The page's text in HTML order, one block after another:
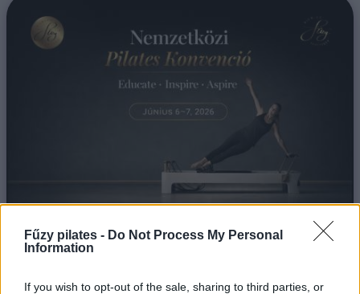
Fűzy pilates - Do Not Process My Personal
Information
If you wish to opt-out of the sale, sharing to third parties, or
II. NEMZETKÖZI PILATES KONVENCIÓ MAGYARORSZÁGON
1/5/22